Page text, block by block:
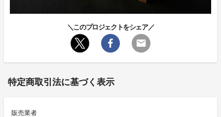
＼このプロジェクトをシェア／
特定商取引法に基づく表示
販売業者